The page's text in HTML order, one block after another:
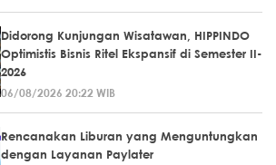
Didorong Kunjungan Wisatawan, HIPPINDO
Optimistis Bisnis Ritel Ekspansif di Semester II-
2026
06/08/2026 20:22 WIB
Rencanakan Liburan yang Menguntungkan
dengan Layanan Paylater